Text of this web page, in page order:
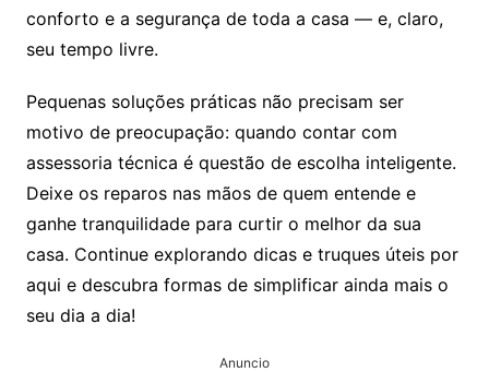
conforto e a segurança de toda a casa — e, claro,
seu tempo livre.
Pequenas soluções práticas não precisam ser
motivo de preocupação: quando contar com
assessoria técnica é questão de escolha inteligente.
Deixe os reparos nas mãos de quem entende e
ganhe tranquilidade para curtir o melhor da sua
casa. Continue explorando dicas e truques úteis por
aqui e descubra formas de simplificar ainda mais o
seu dia a dia!
Anuncio